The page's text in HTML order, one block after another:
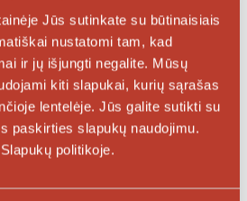
Jūs sutinkate su būtinaisiais
nustatomi tam, kad
ir jų išjungti negalite. Mūsų
kiti slapukai, kurių sąrašas
lentelėje. Jūs galite sutikti su
paskirties slapukų naudojimu.
politikoje.
pirmininko Deivido
dėmesys veiklos
į skaitmenizavimą
bei grupės
augti.
įmonių veiklos portfelį,
išlieka stabilus,